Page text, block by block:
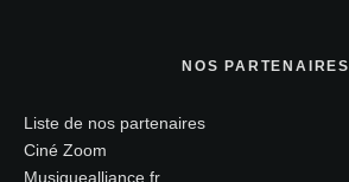
NOS PARTENAIRES
Liste de nos partenaires
Ciné Zoom
Musiquealliance.fr